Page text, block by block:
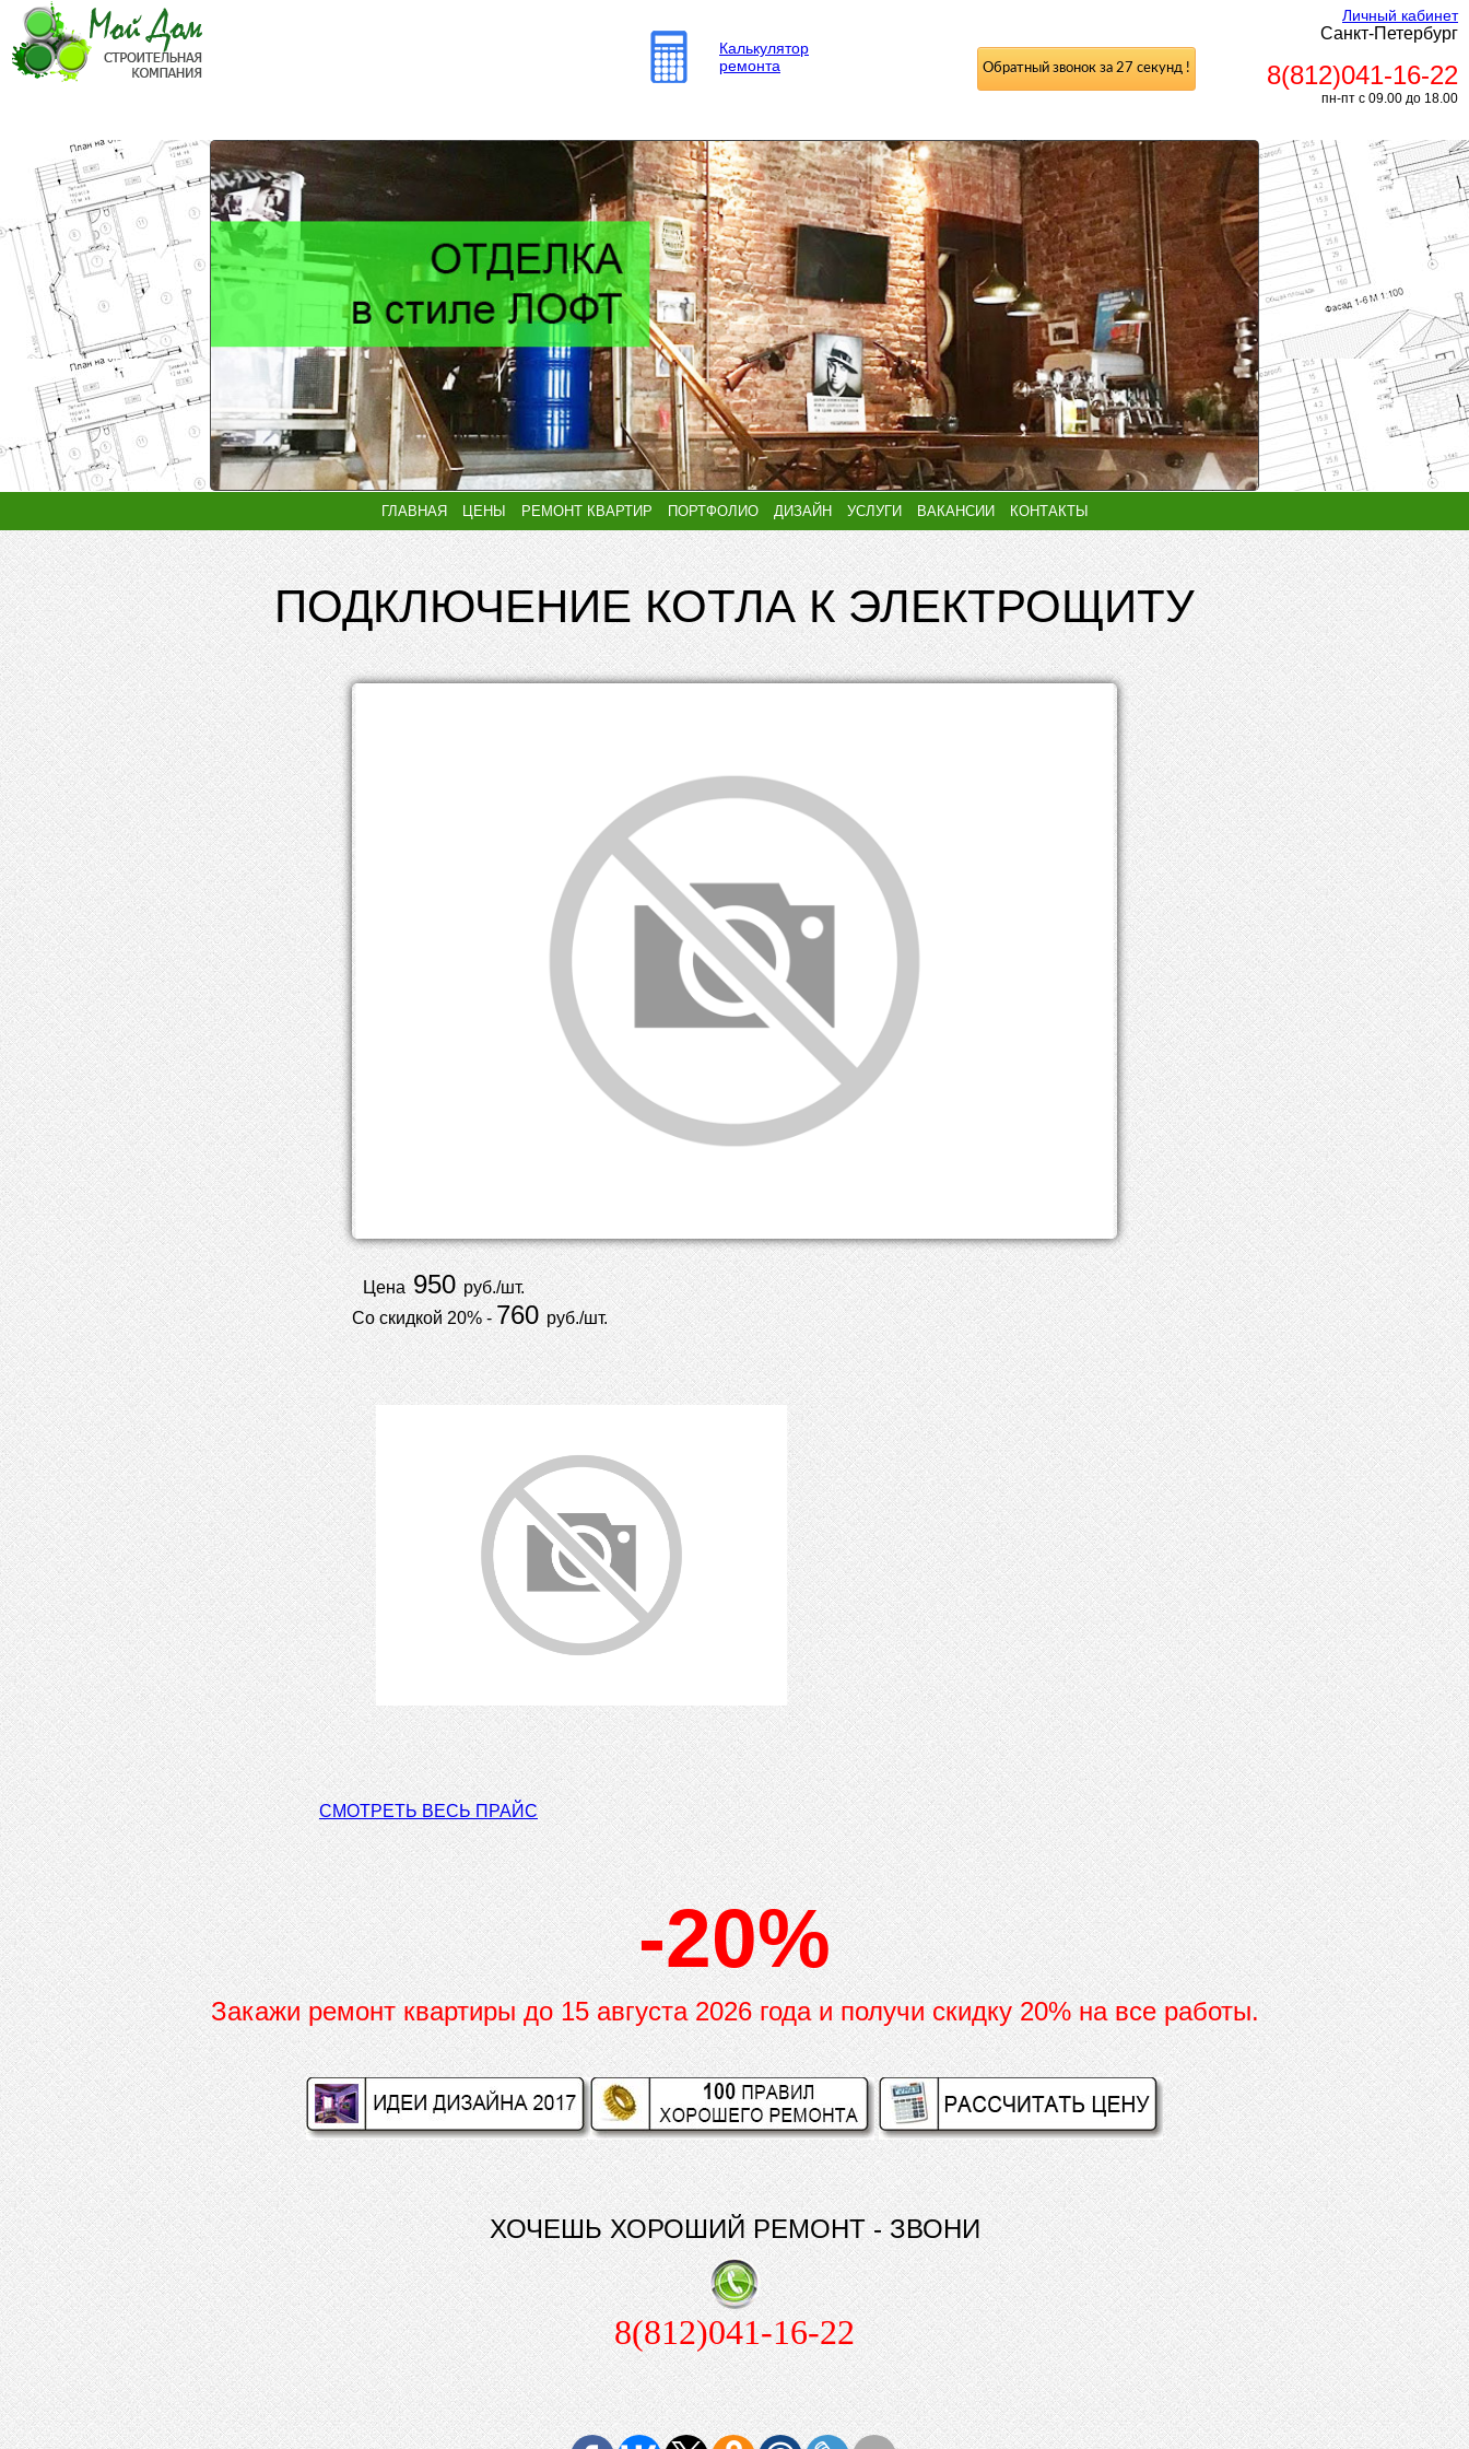
Калькулятор
ремонта
Личный кабинет
Санкт-Петербург
8(812)041-16-22
пн-пт с 09.00 до 18.00
Обратный звонок за 27 секунд !
ГЛАВНАЯ ЦЕНЫ РЕМОНТ КВАРТИР ПОРТФОЛИО ДИЗАЙН УСЛУГИ ВАКАНСИИ КОНТАКТЫ
ПОДКЛЮЧЕНИЕ КОТЛА К ЭЛЕКТРОЩИТУ
Цена950руб./шт.
Со скидкой 20% -760руб./шт.
СМОТРЕТЬ ВЕСЬ ПРАЙС
-20%
Закажи ремонт квартиры до15 августа 2026 года и получи скидку 20% на все работы.
ХОЧЕШЬ ХОРОШИЙ РЕМОНТ - ЗВОНИ
8(812)041-16-22